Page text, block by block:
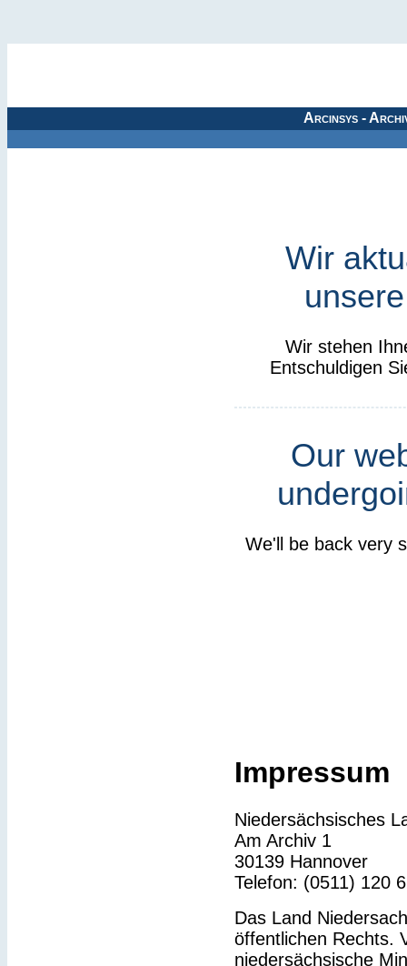
Arcinsys -
Wir
Wir stehen
Entschuldigen
Our
We'll be back very
Impressum
Niedersächsisches
Am Archiv 1
30139 Hannover
Telefon: (0511) 120
Das Land
öffentlichen Rechts.
niedersächsische